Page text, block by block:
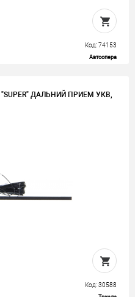
Код: 74153
Автоопера
ДАЛЬНИЙ ПРИЕМ УКВ,
Код: 30588